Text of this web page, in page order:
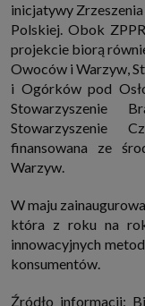
inicjatywy
Polskiej. Obok
projekcie biorą
Owoców i Warzyw,
i Ogórków pod
Stowarzyszenie
Stowarzyszenie
finansowana ze
Warzyw.
W maju
która z roku na
innowacyjnych
konsumentów.
Źródło informacji: